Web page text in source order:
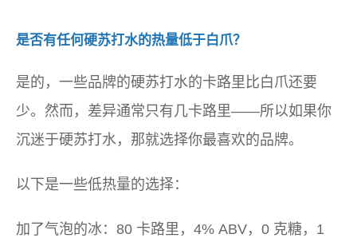
是否有任何硬苏打水的热量低于白爪？
是的，一些品牌的硬苏打水的卡路里比白爪还要
少。然而，差异通常只有几卡路里——所以如果你
沉迷于硬苏打水，那就选择你最喜欢的品牌。
以下是一些低热量的选择：
加了气泡的冰：80 卡路里，4% ABV，0 克糖，1